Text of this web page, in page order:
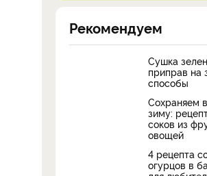
Рекомендуем
Сушка
приправ на
способы
Сохраняем
зиму:
соков из
овощей
4 рецепта
огурцов в